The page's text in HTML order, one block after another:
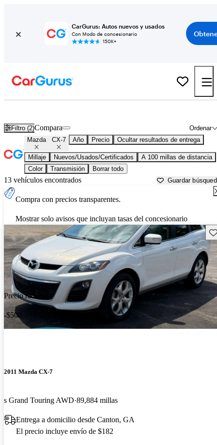
CarGurus: Autos nuevos y usados
Con Modo de concesionario
150K+
Filtro (2) Ordenar
Compara
Mazda CX-7 Año Precio Ocultar resultados de entrega
Millaje Nuevos/Usados/Certificados
A 100 millas de distancia
Color
Transmisión Borrar todo
13 vehículos encontrados Guardar
Compra con precios transparentes.
Mostrar solo avisos que incluyan tasas del concesionario
Precio reducido
-$500
2011 Mazda CX-7
s Grand Touring AWD 89,884 millas
Entrega a domicilio desde Canton, GA
El precio incluye envío de $182